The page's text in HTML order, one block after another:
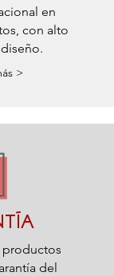
en
con alto
>
productos
del